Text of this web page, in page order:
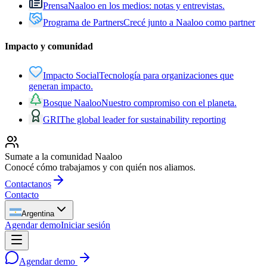
PrensaNaaloo en los medios: notas y entrevistas.
Programa de PartnersCrecé junto a Naaloo como partner
Impacto y comunidad
Impacto SocialTecnología para organizaciones que
generan impacto.
Bosque NaalooNuestro compromiso con el planeta.
GRIThe global leader for sustainability reporting
Sumate a la comunidad Naaloo
Conocé cómo trabajamos y con quién nos aliamos.
Contactanos
Contacto
Argentina
Agendar demoIniciar sesión
Agendar demo